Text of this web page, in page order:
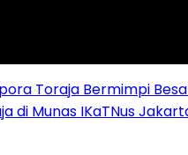
Toraja Bermimpi
di Munas IKaTNus